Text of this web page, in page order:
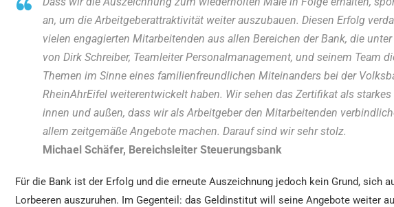
an, um die Arbeitgeberattraktivität weiter auszubauen. Diesen Erfolg
vielen engagierten Mitarbeitenden aus allen Bereichen der Bank, die
von Dirk Schreiber, Teamleiter Personalmanagement, und seinem Team
Themen im Sinne eines familienfreundlichen Miteinanders bei der
RheinAhrEifel weiterentwickelt haben. Wir sehen das Zertifikat als
innen und außen, dass wir als Arbeitgeber den Mitarbeitenden
allem zeitgemäße Angebote machen. Darauf sind wir sehr stolz.
Michael Schäfer, Bereichsleiter Steuerungsbank
Für die Bank ist der Erfolg und die erneute Auszeichnung jedoch kein Grund, sich
Lorbeeren auszuruhen. Im Gegenteil: das Geldinstitut will seine Angebote weiter